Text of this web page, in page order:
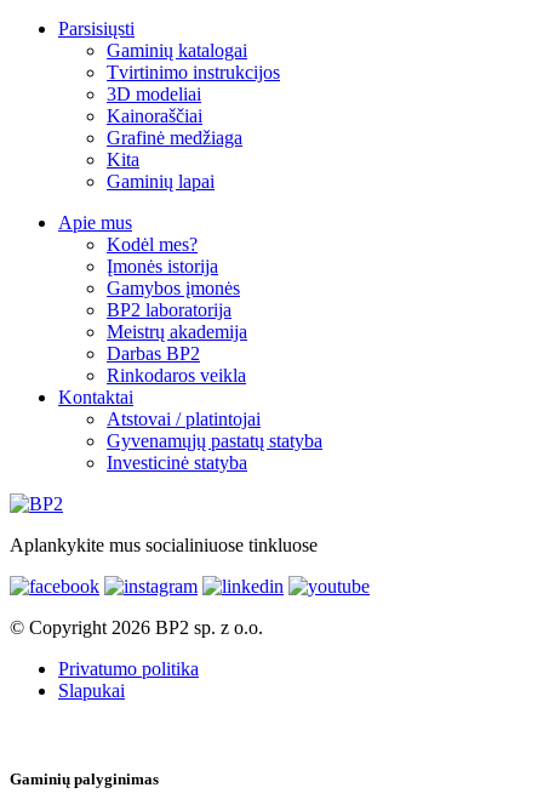
Parsisiųsti
Gaminių katalogai
Tvirtinimo instrukcijos
3D modeliai
Kainoraščiai
Grafinė medžiaga
Kita
Gaminių lapai
Apie mus
Kodėl mes?
Įmonės istorija
Gamybos įmonės
BP2 laboratorija
Meistrų akademija
Darbas BP2
Rinkodaros veikla
Kontaktai
Atstovai / platintojai
Gyvenamųjų pastatų statyba
Investicinė statyba
Aplankykite mus socialiniuose tinkluose
© Copyright 2026 BP2 sp. z o.o.
Privatumo politika
Slapukai
Gaminių palyginimas